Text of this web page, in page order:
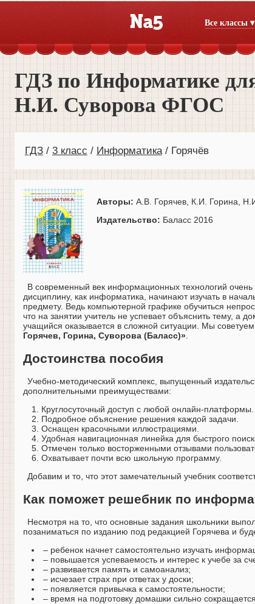
Все классы ▾
ГДЗ по Информатике
Н.И. Суворова ФГОС
ГДЗ 3 класс Информатика Горячёв
Авторы: А.В. Горячев, К.И. Горина,
Издательство: Баласс 2016
В современный век информационных технологий
дисциплину, как информатика, начинают изучать в
предмету. Ведь компьютерной графике обучиться
что на занятии учитель не успевает объяснить тему, а
учащийся оказывается в сложной ситуации. Мы
Горячев, Горина, Суворова (Баласс)».
Достоинства пособия
Учебно-методический комплекс, выпущенный
дополнительными преимуществами:
Круглосуточный доступ с любой онлайн-платформы.
Подробное объяснение решения каждой задачи.
Оснащен красочными иллюстрациями.
Удобная навигационная линейка для быстрого
Отмечен только восторженными отзывами
Охватывает почти всю школьную программу.
Добавим и то, что этот замечательный учебник
Как поможет решебник по
Несмотря на то, что основные задания школьники
позаниматься по изданию под редакцией Горячева и
– ребенок начнет самостоятельно изучать
– повышается успеваемость и интерес к учебе за
– развивается память и самоанализ;
– исчезает страх при ответах у доски;
– появляется привычка к самостоятельности;
– время на подготовку домашки сильно сокращается.